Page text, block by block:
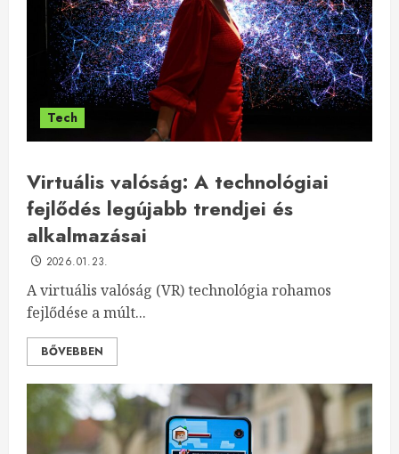
Tech
Virtuális valóság: A technológiai
fejlődés legújabb trendjei és
alkalmazásai
2026.01.23.
A virtuális valóság (VR) technológia rohamos
fejlődése a múlt...
BŐVEBBEN